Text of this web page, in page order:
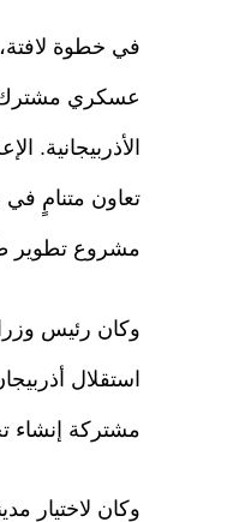
في خطوة
عسكري مشترك
الأذربيجانية.
تعاون متنامٍ
مشروع تطوير
وكان رئيس
استقلال
مشتركة
وكان لاختيار